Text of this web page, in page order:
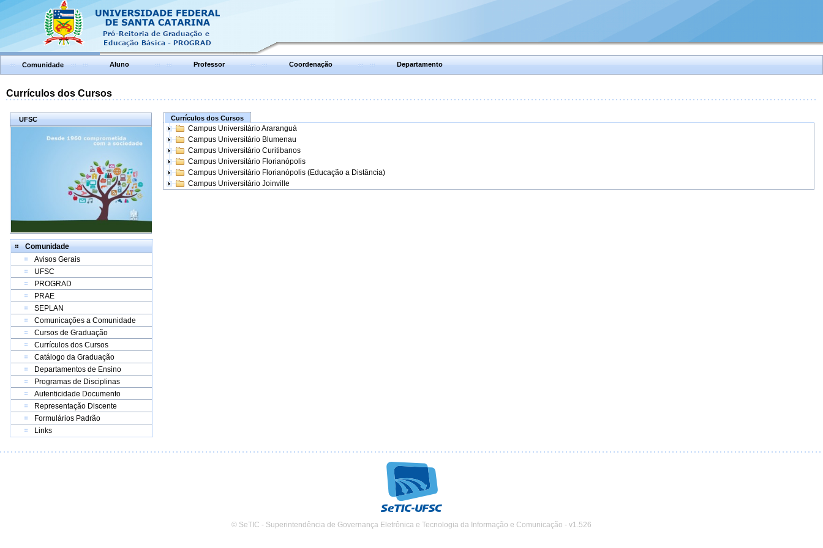
Comunidade Aluno Professor Coordenação Departamento
Currículos dos Cursos
UFSC
Comunidade
Avisos Gerais
UFSC
PROGRAD
PRAE
SEPLAN
Comunicações a Comunidade
Cursos de Graduação
Currículos dos Cursos
Catálogo da Graduação
Departamentos de Ensino
Programas de Disciplinas
Autenticidade Documento
Representação Discente
Formulários Padrão
Links
Currículos dos Cursos
Campus Universitário Araranguá
Campus Universitário Blumenau
Campus Universitário Curitibanos
Campus Universitário Florianópolis
Campus Universitário Florianópolis (Educação a Distância)
Campus Universitário Joinville
© SeTIC - Superintendência de Governança Eletrônica e Tecnologia da Informação e Comunicação - v1.526